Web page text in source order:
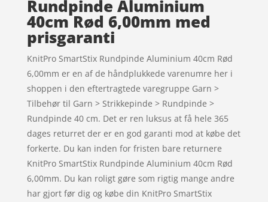
Rundpinde Aluminium
40cm Rød 6,00mm med
prisgaranti
KnitPro SmartStix Rundpinde Aluminium 40cm Rød
6,00mm er en af de håndplukkede varenumre her i
shoppen i den eftertragtede varegruppe Garn >
Tilbehør til Garn > Strikkepinde > Rundpinde >
Rundpinde 40 cm. Det er ren luksus at få hele 365
dages returret der er en god garanti mod at købe det
forkerte. Du kan inden for fristen bare returnere
KnitPro SmartStix Rundpinde Aluminium 40cm Rød
6,00mm. Du kan roligt gøre som rigtig mange andre
har gjort før dig og købe din KnitPro SmartStix